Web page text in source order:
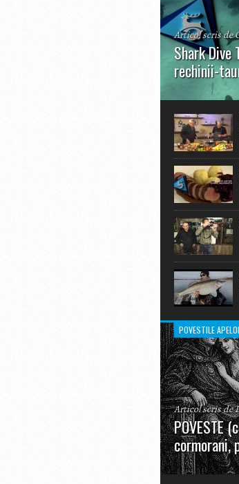
Articol scris de
Shark
rechinii-
În primul
extraordinare
POVESTILE
Articol scris de
POVESTE
cormorani,
”La urma
în mare parte